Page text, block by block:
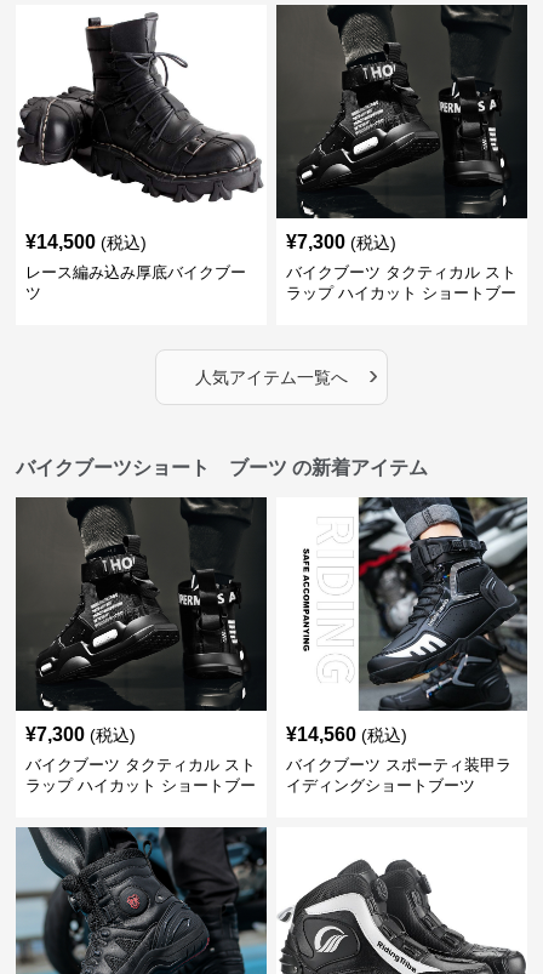
¥14,500 (税込)
レース編み込み厚底バイクブー
ツ
¥7,300 (税込)
バイクブーツ タクティカル スト
ラップ ハイカット ショートブー
人気アイテム一覧へ ›
バイクブーツショート ブーツ の新着アイテム
¥7,300 (税込)
バイクブーツ タクティカル スト
ラップ ハイカット ショートブー
¥14,560 (税込)
バイクブーツ スポーティ装甲ラ
イディングショートブーツ